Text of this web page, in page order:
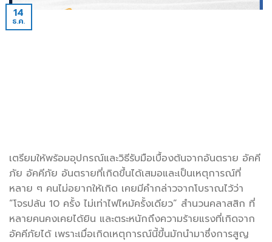
14
ธ.ค.
เตรียมให้พร้อมอุปกรณ์และวิธีรับมือเบื้องต้นจากอันตราย อัคคี
ภัย อัคคีภัย อันตรายที่เกิดขึ้นได้เสมอและเป็นเหตุการณ์ที่
หลาย ๆ คนไม่อยากให้เกิด เคยมีคำกล่าวจากโบราณไว้ว่า
“โจรปล้น 10 ครั้ง ไม่เท่าไฟไหม้ครั้งเดียว” สำนวนคลาสสิก ที่
หลายคนคงเคยได้ยิน และตระหนักถึงความร้ายแรงที่เกิดจาก
อัคคีภัยได้ เพราะเมื่อเกิดเหตุการณ์นี้ขึ้นมักนำมาซึ่งการสูญ